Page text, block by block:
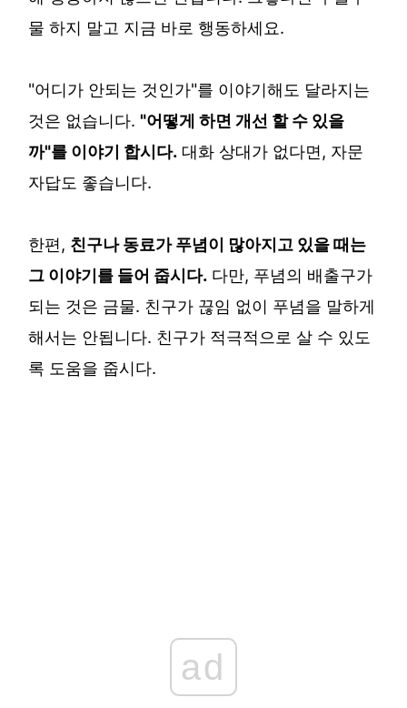
물 하지 말고 지금 바로 행동하세요.
"어디가 안되는 것인가"를 이야기해도 달라지는
것은 없습니다. "어떻게 하면 개선 할 수 있을
까"를 이야기 합시다. 대화 상대가 없다면, 자문
자답도 좋습니다.
한편, 친구나 동료가 푸념이 많아지고 있을 때는
그 이야기를 들어 줍시다. 다만, 푸념의 배출구가
되는 것은 금물. 친구가 끊임 없이 푸념을 말하게
해서는 안됩니다. 친구가 적극적으로 살 수 있도
록 도움을 줍시다.
ad